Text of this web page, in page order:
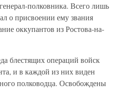
полковника. Всего лишь
о присвоении ему звания
оккупантов из Ростова-на-
блестящих операций войск
и в каждой из них виден
полководца. Освобождены